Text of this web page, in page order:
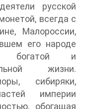
русской
всегда с
Малороссии,
его народе
богатой и
жизни.
сибиряки,
империи
обогащая